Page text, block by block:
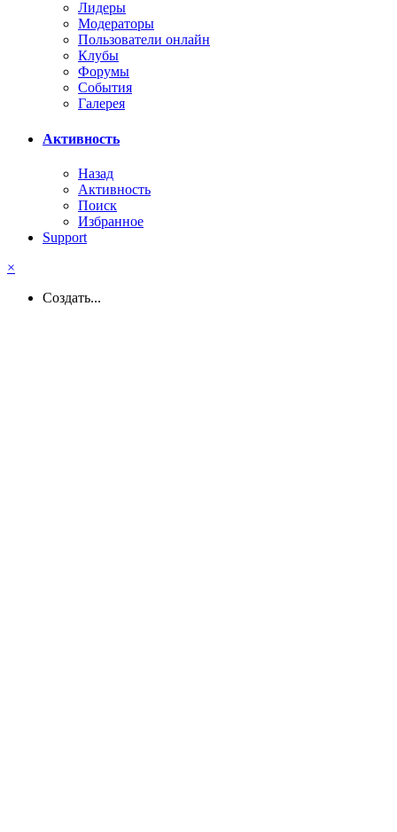
Лидеры
Модераторы
Пользователи онлайн
Клубы
Форумы
События
Галерея
Активность
Назад
Активность
Поиск
Избранное
Support
×
Создать...